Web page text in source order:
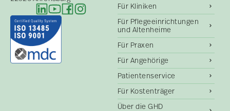
Für Kliniken
Für Pflegeeinrichtungen
und Altenheime
Für Praxen
Für Angehörige
Patientenservice
Für Kostenträger
Über die GHD